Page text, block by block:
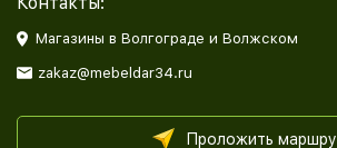
Магазины в Волгограде и Волжском
zakaz@mebeldar34.ru
Проложить